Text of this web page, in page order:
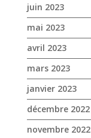
juin 2023
mai 2023
avril 2023
mars 2023
janvier 2023
décembre 2022
novembre 2022